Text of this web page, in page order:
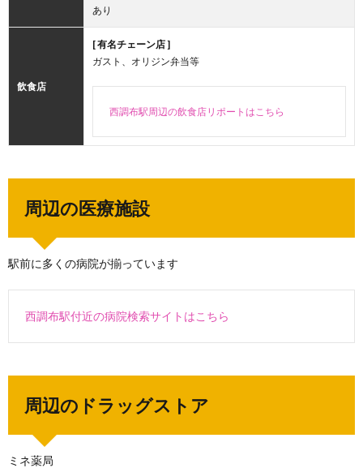
あり
飲食店
[ 有名チェーン店 ]
ガスト、オリジン弁当等
西調布駅周辺の飲食店リポートはこちら
周辺の医療施設
駅前に多くの病院が揃っています
西調布駅付近の病院検索サイトはこちら
周辺のドラッグストア
ミネ薬局